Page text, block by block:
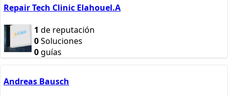
Repair Tech Clinic Elahouel.A
1 de reputación
0Soluciones
0guías
Andreas Bausch